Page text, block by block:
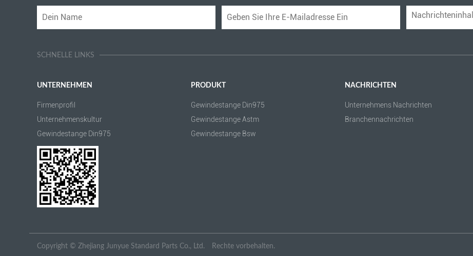
SCHNELLE LINKS
UNTERNEHMEN
Firmenprofil
Unternehmenskultur
Gewindestange Din975
PRODUKT
Gewindestange Din975
Gewindestange Astm
Gewindestange Bsw
NACHRICHTEN
Unternehmens Nachrichten
Branchennachrichten
Copyright © Zhejiang Junyue Standard Parts Co., Ltd. Rechte vorbehalten.